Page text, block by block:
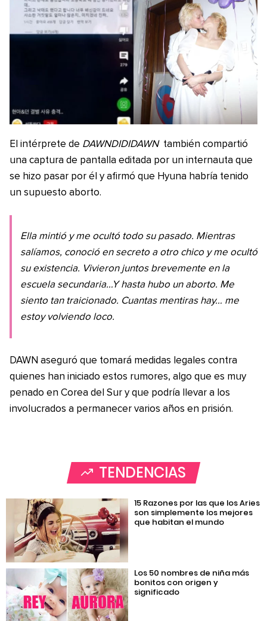
El intérprete de DAWNDIDIDAWN también compartió
una captura de pantalla editada por un internauta que
se hizo pasar por él y afirmó que Hyuna habría tenido
un supuesto aborto.
Ella mintió y me ocultó todo su pasado. Mientras
salíamos, conoció en secreto a otro chico y me ocultó
su existencia. Vivieron juntos brevemente en la
escuela secundaria…Y hasta hubo un aborto. Me
siento tan traicionado. Cuantas mentiras hay… me
estoy volviendo loco.
DAWN aseguró que tomará medidas legales contra
quienes han iniciado estos rumores, algo que es muy
penado en Corea del Sur y que podría llevar a los
involucrados a permanecer varios años en prisión.
TENDENCIAS
15 Razones por las que los Aries
son simplemente los mejores
que habitan el mundo
Los 50 nombres de niña más
bonitos con origen y
significado